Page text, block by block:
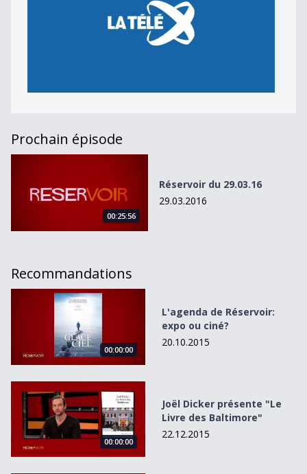
Prochain épisode
00:25:56
Réservoir du 29.03.16
29.03.2016
Recommandations
L&#039;agenda de Réservoir: expo ou ciné?
00:00:00
L'agenda de Réservoir:
expo ou ciné?
20.10.2015
Joël Dicker présente &quot;Le Livre des Baltimore&quot;
00:00:00
Joël Dicker présente "Le
Livre des Baltimore"
22.12.2015